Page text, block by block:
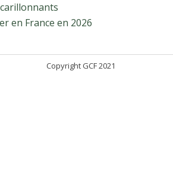
en France en 2026
Copyright GCF 2021